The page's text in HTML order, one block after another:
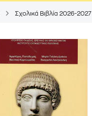
Σχολικά Βιβλία 2026-2027